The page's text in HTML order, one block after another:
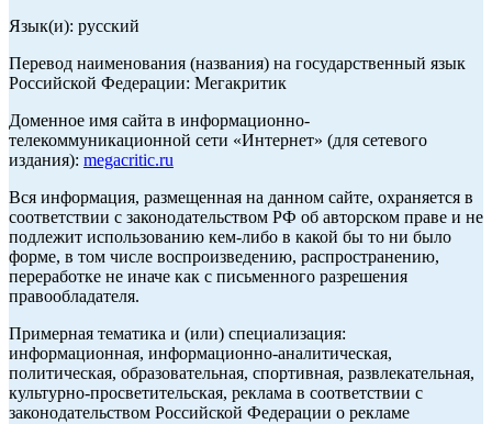
Язык(и): русский
Перевод наименования (названия) на государственный язык
Российской Федерации: Мегакритик
Доменное имя сайта в информационно-
телекоммуникационной сети «Интернет» (для сетевого
издания): megacritic.ru
Вся информация, размещенная на данном сайте, охраняется в
соответствии с законодательством РФ об авторском праве и не
подлежит использованию кем-либо в какой бы то ни было
форме, в том числе воспроизведению, распространению,
переработке не иначе как с письменного разрешения
правообладателя.
Примерная тематика и (или) специализация:
информационная, информационно-аналитическая,
политическая, образовательная, спортивная, развлекательная,
культурно-просветительская, реклама в соответствии с
законодательством Российской Федерации о рекламе